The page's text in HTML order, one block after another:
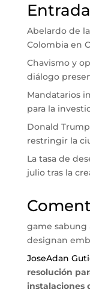
Abelardo de
Colombia en
Chavismo y
diálogo
Mandatarios
para la
Donald
restringir la
La tasa de
julio tras la
game sabung
designan
JoseAdan
resolución
instalaciones